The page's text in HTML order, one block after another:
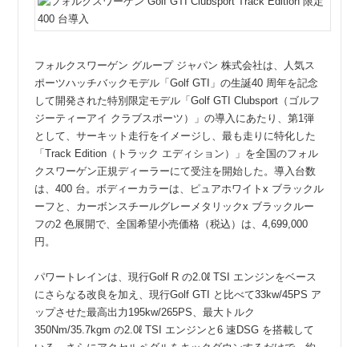
フォルクスワーゲン グループ ジャパン 株式会社は、人気ス
ポーツハッチバックモデル「Golf GTI」の生誕40 周年を記念
して開発された特別限定モデル「Golf GTI Clubsport（ゴルフ
ジーティーアイ クラブスポーツ）」の導入にあたり、第1弾
として、サーキット走行をイメージし、最も走りに特化した
「Track Edition（トラック エディション）」を全国のフォル
クスワーゲン正規ディーラーにて受注を開始した。導入台数
は、400 台。ボディーカラーは、ピュアホワイトx ブラックル
ーフと、カーボンスチールグレーメタリックx ブラックルー
フの2 色展開で、全国希望小売価格（税込）は、4,699,000
円。
パワートレインは、現行Golf R の2.0ℓ TSI エンジンをベース
にさらなる改良を加え、現行Golf GTI と比べて33kw/45PS ア
ップさせた最高出力195kw/265PS、最大トルク
350Nm/35.7kgm の2.0ℓ TSI エンジンと6 速DSG を搭載して